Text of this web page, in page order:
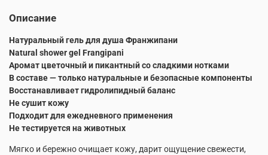
Описание
Натуральный гель для душа Франжипани
Natural shower gel Frangipani
Аромат цветочный и пикантный со сладкими нотками
В составе — только натуральные и безопасные компоненты
Восстанавливает гидролипидный баланс
Не сушит кожу
Подходит для ежедневного применения
Не тестируется на животных
Мягко и бережно очищает кожу, дарит ощущение свежести,